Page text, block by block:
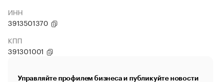
ИНН
3913501370
КПП
391301001
Управляйте профилем бизнеса и публикуйте новости